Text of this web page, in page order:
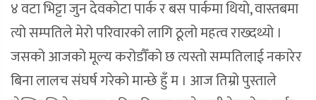
४ वटा भिट्टा जुन देवकोटा पार्क र बस पार्कमा थियो, वास्तबमा
त्यो सम्पतिले मेरो परिवारको लागि ठूलो महत्व राख्दथ्यो ।
जसको आजको मूल्य करोडौँको छ त्यस्तो सम्पतिलाई नकारेर
बिना लालच संघर्ष गरेको मान्छे हुँ म । आज तिम्रो पुस्ताले